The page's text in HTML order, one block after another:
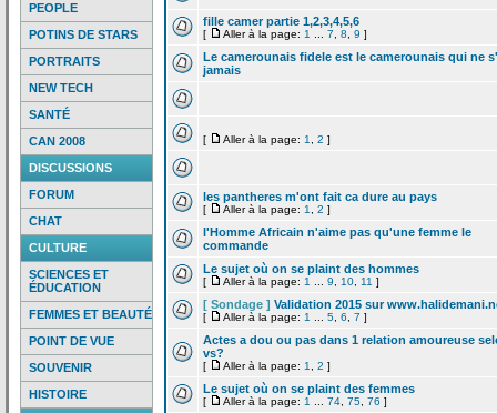
PEOPLE
POTINS DE STARS
PORTRAITS
NEW TECH
SANTÉ
CAN 2008
DISCUSSIONS
FORUM
CHAT
CULTURE
SCIENCES ET
ÉDUCATION
FEMMES ET BEAUTÉ
POINT DE VUE
SOUVENIR
HISTOIRE
fille camer partie 1,2,3,4,5,6
[ Aller à la page: 1 7 8 9 ]
Le camerounais fidele est le camerounais qui ne
jamais
[ Aller à la page: 1 2 ]
les pantheres m'ont fait ca dure au pays
[ Aller à la page: 1 2 ]
l'Homme Africain n'aime pas qu'une femme le
commande
Le sujet où on se plaint des hommes
[ Aller à la page: 1 9 10 11 ]
[ Sondage ] Validation 2015 sur
[ Aller à la page: 1 5 6 7 ]
Actes a dou ou pas dans 1 relation amoureuse
vs?
[ Aller à la page: 1 2 ]
Le sujet où on se plaint des femmes
[ Aller à la page: 1 74 75 76 ]